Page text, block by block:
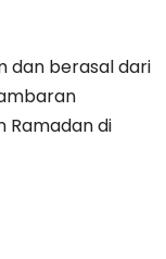
dan berasal dari
Ramadan di